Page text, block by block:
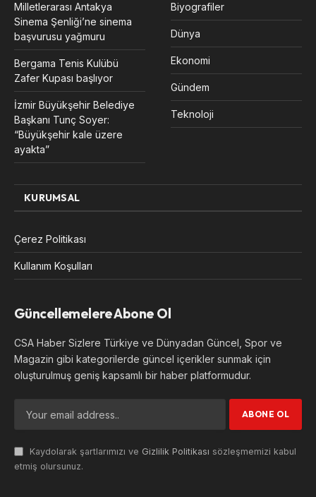
Milletlerarası Antakya
Sinema Şenliği’ne sinema
başvurusu yağmuru
Bergama Tenis Kulübü
Zafer Kupası başlıyor
İzmir Büyükşehir Belediye
Başkanı Tunç Soyer:
“Büyükşehir kale üzere
ayakta”
Biyografiler
Dünya
Ekonomi
Gündem
Teknoloji
KURUMSAL
Çerez Politikası
Kullanım Koşulları
Güncellemelere Abone Ol
CSA Haber Sizlere Türkiye ve Dünyadan Güncel, Spor ve
Magazin gibi kategorilerde güncel içerikler sunmak için
oluşturulmuş geniş kapsamlı bir haber platformudur.
Kaydolarak şartlarımızı ve Gizlilik Politikası sözleşmemizi kabul
etmiş olursunuz.